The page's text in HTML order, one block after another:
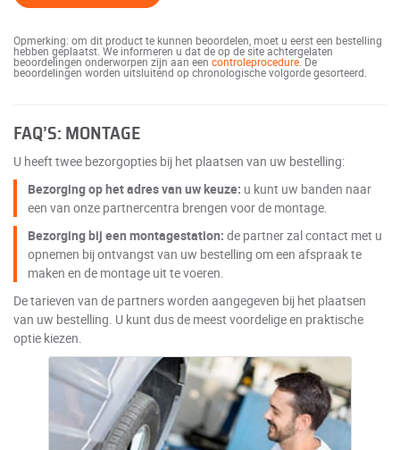
Opmerking: om dit product te kunnen beoordelen, moet u eerst een bestelling
hebben geplaatst. We informeren u dat de op de site achtergelaten
beoordelingen onderworpen zijn aan een controleprocedure. De
beoordelingen worden uitsluitend op chronologische volgorde gesorteerd.
FAQ’S: MONTAGE
U heeft twee bezorgopties bij het plaatsen van uw bestelling:
Bezorging op het adres van uw keuze: u kunt uw banden naar
een van onze partnercentra brengen voor de montage.
Bezorging bij een montagestation: de partner zal contact met u
opnemen bij ontvangst van uw bestelling om een afspraak te
maken en de montage uit te voeren.
De tarieven van de partners worden aangegeven bij het plaatsen
van uw bestelling. U kunt dus de meest voordelige en praktische
optie kiezen.